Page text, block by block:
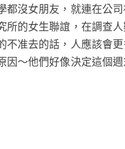
都沒女朋友，就連在公
所的女生聯誼，在調查
不准去的話，人應該會
因～他們好像決定這個